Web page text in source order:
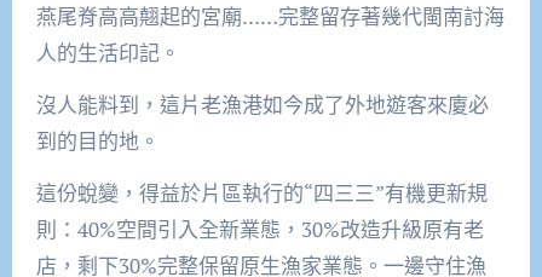
燕尾脊高高翹起的宮廟……完整留存著幾代閩南討海
人的生活印記。
沒人能料到，這片老漁港如今成了外地遊客來廈必
到的目的地。
這份蛻變，得益於片區執行的“四三三”有機更新規
則：40%空間引入全新業態，30%改造升級原有老
店，剩下30%完整保留原生漁家業態。一邊守住漁